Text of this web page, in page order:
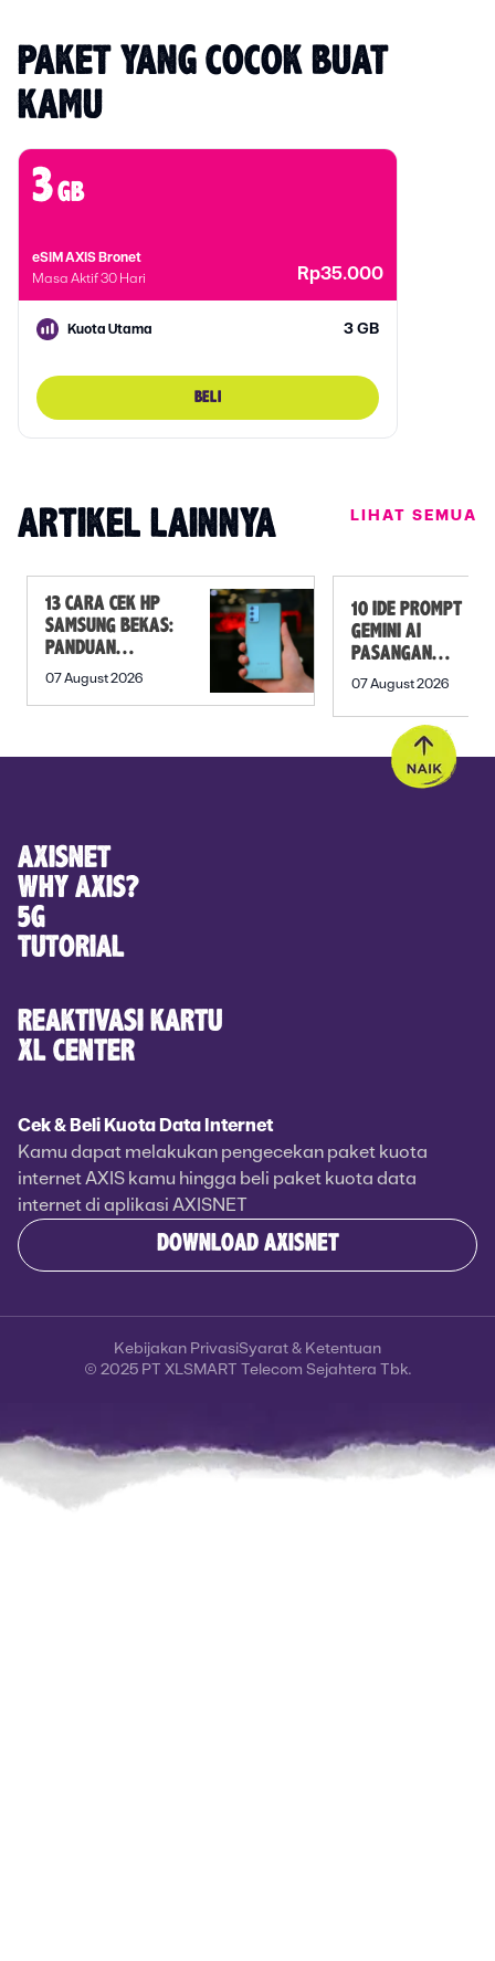
PAKET YANG COCOK BUAT
KAMU
3gb
eSIM AXIS Bronet
Masa Aktif 30 Hari
Rp35.000
Kuota Utama 3 GB
BELI
ARTIKEL LAINNYA LIHAT SEMUA
13 CARA CEK HP
SAMSUNG BEKAS:
PANDUAN
SEBELUM
07 August 2026
10 IDE PROMPT
GEMINI AI
PASANGAN
PREWEDDING
07 August 2026
AXISNET
WHY AXIS?
5G
TUTORIAL
REAKTIVASI KARTU
XL CENTER
Cek & Beli Kuota Data Internet
Kamu dapat melakukan pengecekan paket kuota
internet AXIS kamu hingga beli paket kuota data
internet di aplikasi AXISNET
DOWNLOAD AXISNET
© 2025 PT XLSMART Telecom Sejahtera Tbk.
Kebijakan PrivasiSyarat & Ketentuan